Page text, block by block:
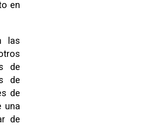
en
las
de
de
de
una
de